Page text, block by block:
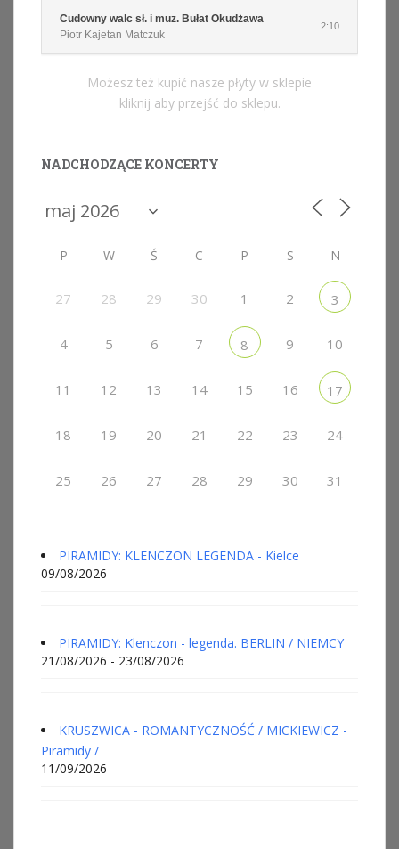
Cudowny walc sł. i muz. Bułat Okudżawa
Piotr Kajetan Matczuk
2:10
Możesz też kupić nasze płyty w sklepie
kliknij aby przejść do sklepu.
NADCHODZĄCE KONCERTY
P W Ś C P S N
27 28 29 30 1 2 3
4 5 6 7 8 9 10
11 12 13 14 15 16 17
18 19 20 21 22 23 24
25 26 27 28 29 30 31
PIRAMIDY: KLENCZON LEGENDA - Kielce
09/08/2026
PIRAMIDY: Klenczon - legenda. BERLIN / NIEMCY
21/08/2026 - 23/08/2026
KRUSZWICA - ROMANTYCZNOŚĆ / MICKIEWICZ -
Piramidy /
11/09/2026